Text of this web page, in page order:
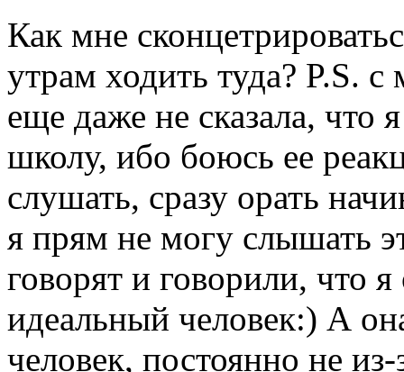
Как мне
утрам ходить туда? P.S.
еще даже не сказала, что
школу, ибо боюсь ее
слушать, сразу орать
я прям не могу слышать
говорят и говорили, что
идеальный человек:) А
человек, постоянно не